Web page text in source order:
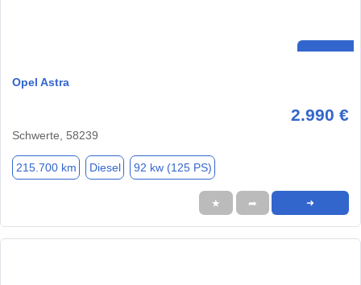
Opel Astra
2.990 €
Schwerte, 58239
215.700 km Diesel 92 kw (125 PS)
★ ➦ ➜